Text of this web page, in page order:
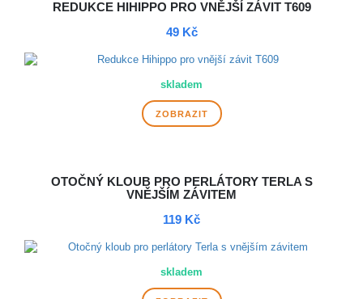
REDUKCE HIHIPPO PRO VNĚJŠÍ ZÁVIT T609
49 Kč
skladem
ZOBRAZIT
OTOČNÝ KLOUB PRO PERLÁTORY TERLA S
VNĚJŠÍM ZÁVITEM
119 Kč
skladem